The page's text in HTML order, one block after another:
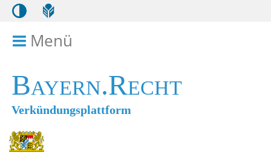
Menü
Bayern.Recht
Verkündungsplattform